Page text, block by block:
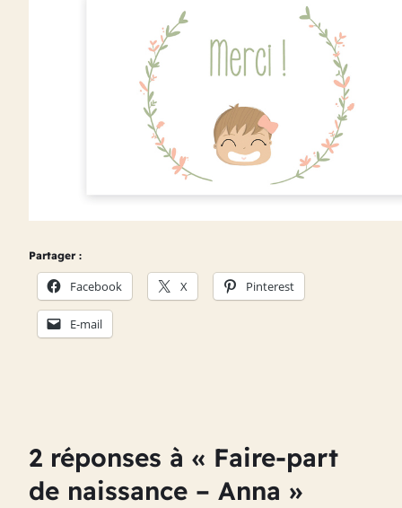
Partager :
Facebook X Pinterest
E-mail
2 réponses à « Faire-part
de naissance – Anna »